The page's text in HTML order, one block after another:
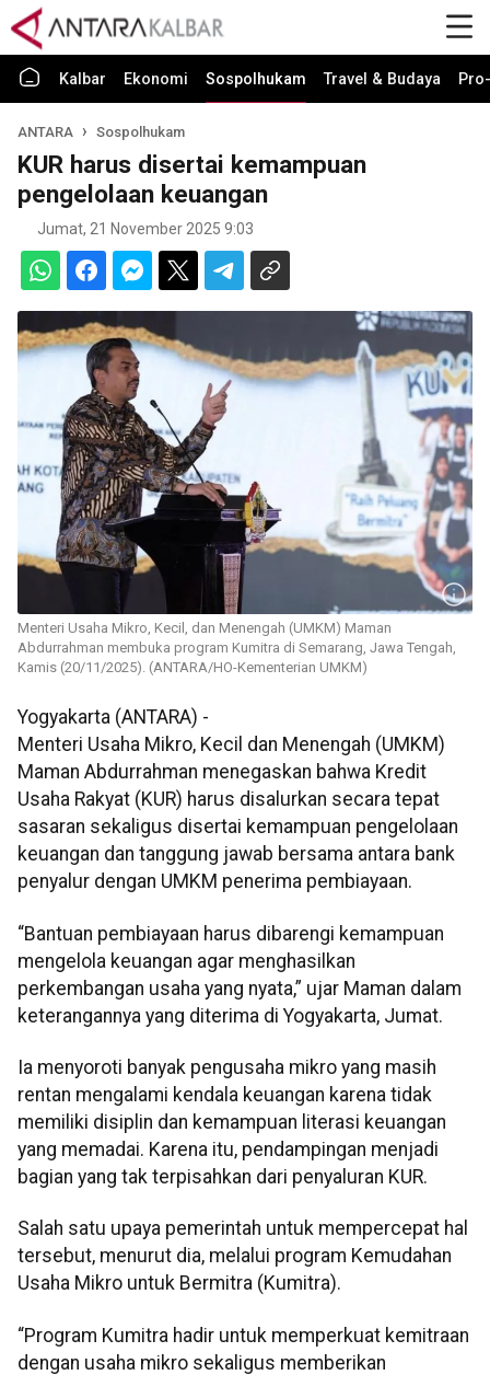
Kalbar Ekonomi Sospolhukam Travel & Budaya
ANTARA Sospolhukam
KUR harus disertai kemampuan
pengelolaan keuangan
Jumat, 21 November 2025 9:03
Menteri Usaha Mikro, Kecil, dan Menengah (UMKM) Maman
Abdurrahman membuka program Kumitra di Semarang, Jawa Tengah,
Kamis (20/11/2025). (ANTARA/HO-Kementerian UMKM)
Yogyakarta (ANTARA) -
Menteri Usaha Mikro, Kecil dan Menengah (UMKM)
Maman Abdurrahman menegaskan bahwa Kredit
Usaha Rakyat (KUR) harus disalurkan secara tepat
sasaran sekaligus disertai kemampuan pengelolaan
keuangan dan tanggung jawab bersama antara bank
penyalur dengan UMKM penerima pembiayaan.
“Bantuan pembiayaan harus dibarengi kemampuan
mengelola keuangan agar menghasilkan
perkembangan usaha yang nyata,” ujar Maman dalam
keterangannya yang diterima di Yogyakarta, Jumat.
Ia menyoroti banyak pengusaha mikro yang masih
rentan mengalami kendala keuangan karena tidak
memiliki disiplin dan kemampuan literasi keuangan
yang memadai. Karena itu, pendampingan menjadi
bagian yang tak terpisahkan dari penyaluran KUR.
Salah satu upaya pemerintah untuk mempercepat hal
tersebut, menurut dia, melalui program Kemudahan
Usaha Mikro untuk Bermitra (Kumitra).
“Program Kumitra hadir untuk memperkuat kemitraan
dengan usaha mikro sekaligus memberikan